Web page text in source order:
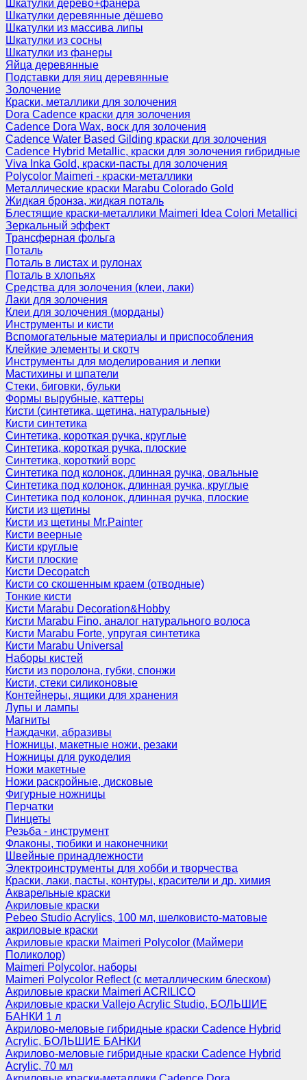
Шкатулки дерево+фанера
Шкатулки деревянные дёшево
Шкатулки из массива липы
Шкатулки из сосны
Шкатулки из фанеры
Яйца деревянные
Подставки для яиц деревянные
Золочение
Краски, металлики для золочения
Dora Cadence краски для золочения
Cadence Dora Wax, воск для золочения
Cadence Water Based Gilding краски для золочения
Cadence Hybrid Metallic, краски для золочения гибридные
Viva Inka Gold, краски-пасты для золочения
Polycolor Maimeri - краски-металлики
Металлические краски Marabu Colorado Gold
Жидкая бронза, жидкая поталь
Блестящие краски-металлики Maimeri Idea Colori Metallici
Зеркальный эффект
Трансферная фольга
Поталь
Поталь в листах и рулонах
Поталь в хлопьях
Средства для золочения (клеи, лаки)
Лаки для золочения
Клеи для золочения (морданы)
Инструменты и кисти
Вспомогательные материалы и приспособления
Клейкие элементы и скотч
Инструменты для моделирования и лепки
Мастихины и шпатели
Стеки, биговки, бульки
Формы вырубные, каттеры
Кисти (синтетика, щетина, натуральные)
Кисти синтетика
Синтетика, короткая ручка, круглые
Синтетика, короткая ручка, плоские
Синтетика, короткий ворс
Синтетика под колонок, длинная ручка, овальные
Синтетика под колонок, длинная ручка, круглые
Синтетика под колонок, длинная ручка, плоские
Кисти из щетины
Кисти из щетины Mr.Painter
Кисти веерные
Кисти круглые
Кисти плоские
Кисти Decopatch
Кисти со скошенным краем (отводные)
Тонкие кисти
Кисти Marabu Decoration&Hobby
Кисти Marabu Fino, аналог натурального волоса
Кисти Marabu Forte, упругая синтетика
Кисти Marabu Universal
Наборы кистей
Кисти из поролона, губки, спонжи
Кисти, стеки силиконовые
Контейнеры, ящики для хранения
Лупы и лампы
Магниты
Наждачки, абразивы
Ножницы, макетные ножи, резаки
Ножницы для рукоделия
Ножи макетные
Ножи раскройные, дисковые
Фигурные ножницы
Перчатки
Пинцеты
Резьба - инструмент
Флаконы, тюбики и наконечники
Швейные принадлежности
Электроинструменты для хобби и творчества
Краски, лаки, пасты, контуры, красители и др. химия
Акварельные краски
Акриловые краски
Pebeo Studio Acrylics, 100 мл, шелковисто-матовые
акриловые краски
Акриловые краски Maimeri Polycolor (Маймери
Поликолор)
Maimeri Polycolor, наборы
Maimeri Polycolor Reflect (с металлическим блеском)
Акриловые краски Maimeri ACRILICO
Акриловые краски Vallejo Acrylic Studio, БОЛЬШИЕ
БАНКИ 1 л
Акрилово-меловые гибридные краски Cadence Hybrid
Acrylic, БОЛЬШИЕ БАНКИ
Акрилово-меловые гибридные краски Cadence Hybrid
Acrylic, 70 мл